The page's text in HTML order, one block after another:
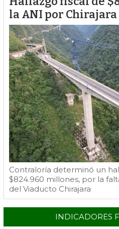
la ANI por Chirajara
Contraloría determinó un
$824.960 millones, por la
del Viaducto Chirajara
INDICADORES